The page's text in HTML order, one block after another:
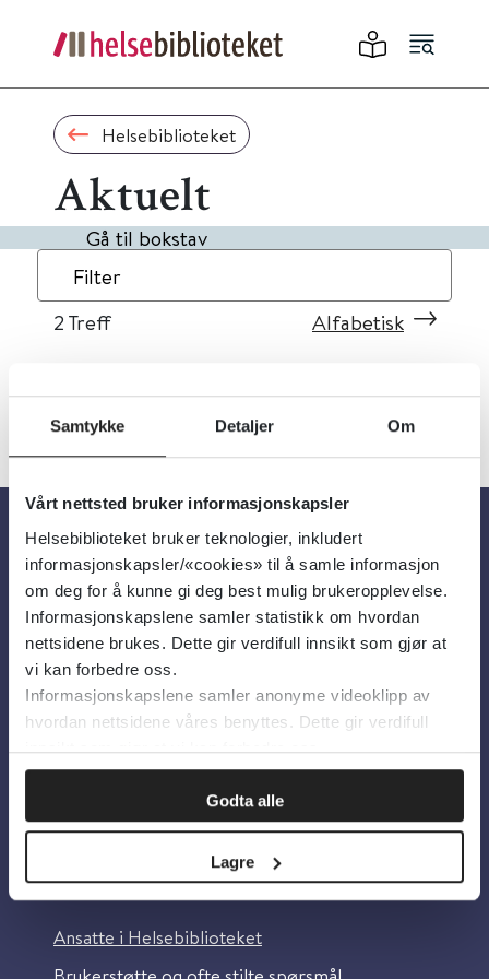
Samtykke Detaljer Om
Vårt nettsted bruker informasjonskapsler
Helsebiblioteket bruker teknologier, inkludert
informasjonskapsler/«cookies» til å samle informasjon
om deg for å kunne gi deg best mulig brukeropplevelse.
Informasjonskapslene samler statistikk om hvordan
nettsidene brukes. Dette gir verdifull innsikt som gjør at
vi kan forbedre oss.
Informasjonskapslene samler anonyme videoklipp av
hvordan nettsidene våres benyttes. Dette gir verdifull
innsikt som gjør at vi kan forbedre oss.
Godta alle
Lagre
Helsebiblioteket
Aktuelt
Gå til bokstav
Filter
2 Treff Alfabetisk
Om oss
Om Helsebiblioteket
Personvern og informasjonskapsler
Tilgjengelighetserklæring
Information in English
Ansatte i Helsebiblioteket